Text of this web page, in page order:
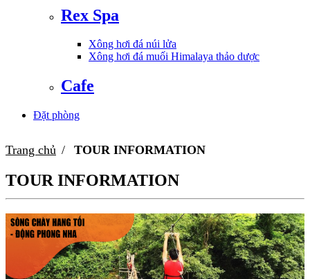
Rex Spa
Xông hơi đá núi lửa
Xông hơi đá muối Himalaya thảo dược
Cafe
Đặt phòng
Trang chủ TOUR INFORMATION
TOUR INFORMATION